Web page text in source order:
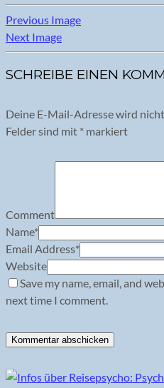
Previous Image
Next Image
SCHREIBE EINEN
Deine E-Mail-Adresse wird
Felder sind mit * markiert
Comment
Name*
Email Address*
Website
Save my name, email, and
next time I comment.